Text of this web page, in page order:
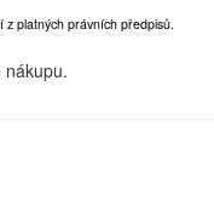
z platných právních předpisů.